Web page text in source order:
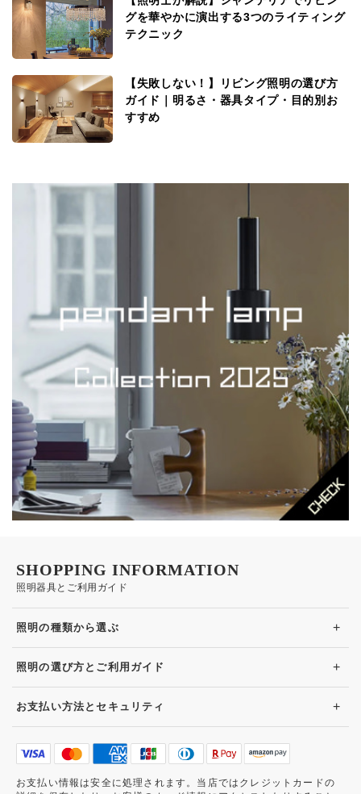
【失敗しない！】リビング照明の選び方
ガイド｜明るさ・器具タイプ・目的別お
すすめ
グを華やかに演出する3つのライティング
テクニック
照明器具とご利用ガイド
SHOPPING INFORMATION
照明の種類から選ぶ +
照明の選び方とご利用ガイド +
お支払い方法とセキュリティ +
お支払い情報は安全に処理されます。当店ではクレジットカードの